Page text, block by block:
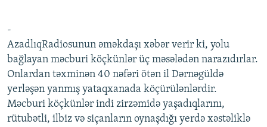
-
AzadlıqRadiosunun əməkdaşı xəbər verir ki, yolu
bağlayan məcburi köçkünlər üç məsələdən narazıdırlar.
Onlardan təxminən 40 nəfəri ötən il Dərnəgüldə
yerləşən yanmış yataqxanada köçürülənlərdir.
Məcburi köçkünlər indi zirzəmidə yaşadıqlarını,
rütubətli, ilbiz və siçanların oynaşdığı yerdə xəstəliklə